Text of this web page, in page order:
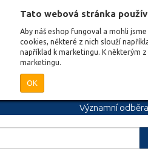
Tato webová stránka
Aby náš eshop fungoval a mohli
cookies, některé z nich slouží
například k marketingu. K některým
marketingu.
OK
Významní